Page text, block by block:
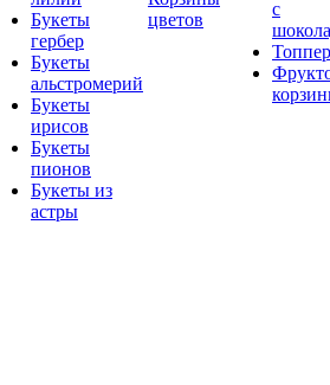
Букеты
гербер
Букеты
альстромерий
Букеты
ирисов
Букеты
пионов
Букеты из
астры
цветов
с